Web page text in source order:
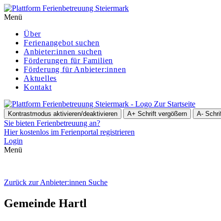
Menü
Über
Ferienangebot suchen
Anbieter:innen suchen
För­de­run­gen für Familien
Förderung für Anbieter:innen
Aktuelles
Kontakt
Zur Startseite
Kontrastmodus aktivieren/deaktivieren A+ Schrift vergößern A-
Sie bieten Ferienbetreuung an?
Hier kostenlos im Ferienportal registrieren
Login
Menü
Zurück zur Anbieter:innen Suche
Gemeinde Hartl